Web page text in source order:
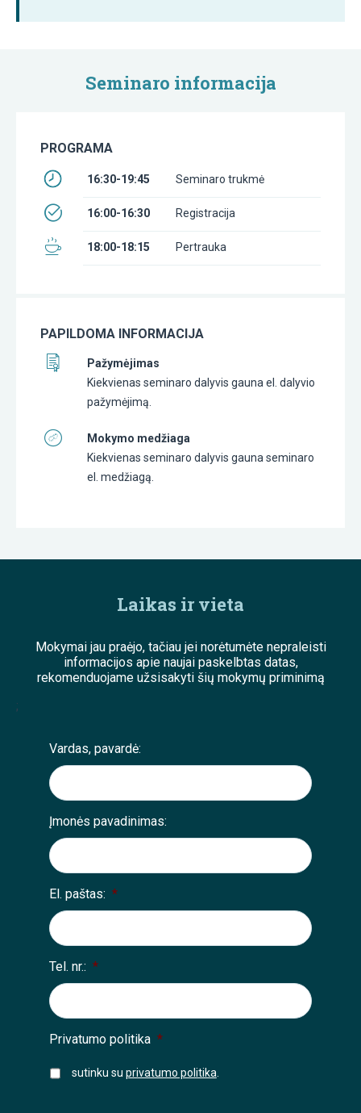
Seminaro informacija
PROGRAMA
16:30-19:45 Seminaro trukmė
16:00-16:30 Registracija
18:00-18:15 Pertrauka
PAPILDOMA INFORMACIJA
Pažymėjimas
Kiekvienas seminaro dalyvis gauna el. dalyvio
pažymėjimą.
Mokymo medžiaga
Kiekvienas seminaro dalyvis gauna seminaro
el. medžiagą.
Laikas ir vieta
Mokymai jau praėjo, tačiau jei norėtumėte nepraleisti
informacijos apie naujai paskelbtas datas,
rekomenduojame užsisakyti šių mokymų priminimą
;
Vardas, pavardė:
Įmonės pavadinimas:
El. paštas: *
Tel. nr.: *
Privatumo politika *
sutinku su privatumo politika